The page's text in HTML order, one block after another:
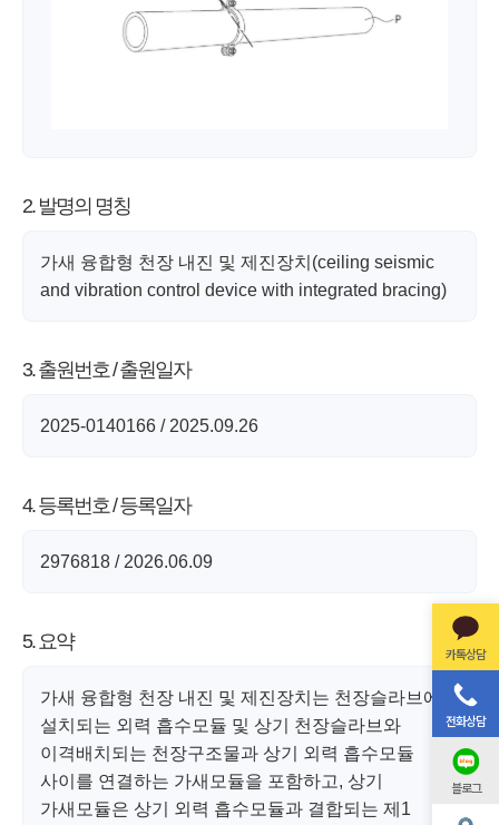
2. 발명의 명칭
가새 융합형 천장 내진 및 제진장치(ceiling seismic
and vibration control device with integrated bracing)
3. 출원번호 / 출원일자
2025-0140166 / 2025.09.26
4. 등록번호 / 등록일자
2976818 / 2026.06.09
5. 요약
가새 융합형 천장 내진 및 제진장치는 천장슬라브에
설치되는 외력 흡수모듈 및 상기 천장슬라브와
이격배치되는 천장구조물과 상기 외력 흡수모듈
사이를 연결하는 가새모듈을 포함하고, 상기
가새모듈은 상기 외력 흡수모듈과 결합되는 제1
카톡상담
전화상담
블로그